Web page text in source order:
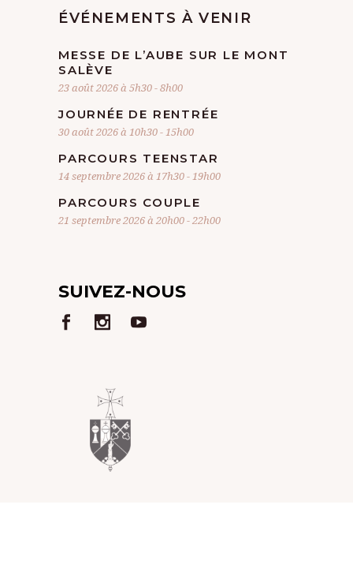
ÉVÉNEMENTS À VENIR
MESSE DE L’AUBE SUR LE MONT
SALÈVE
23 août 2026 à 5h30-8h00
JOURNÉE DE RENTRÉE
30 août 2026 à 10h30- 15h00
PARCOURS TEENSTAR
14 septembre 2026 à 17h30- 19h00
PARCOURS COUPLE
21 septembre 2026 à 20h00-22h00
SUIVEZ-NOUS